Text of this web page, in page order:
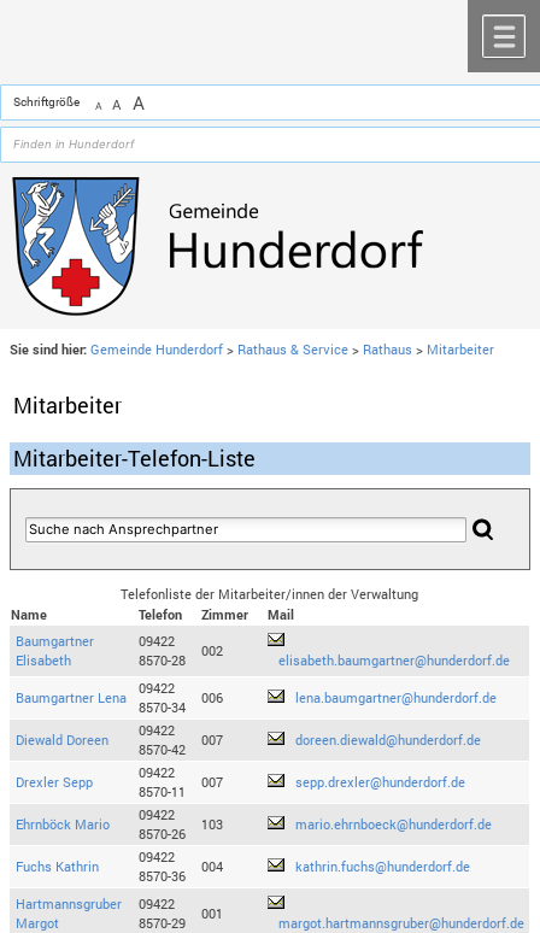
Schriftgröße A A A
Sie sind hier: Gemeinde Hunderdorf > Rathaus & Service > Rathaus > Mitarbeiter
Mitarbeiter
Mitarbeiter-Telefon-Liste
Telefonliste der Mitarbeiter/innen der Verwaltung
Name
Telefon Zimmer
Mail
Baumgartner
Elisabeth
09422
8570-28
002
elisabeth.baumgartner@hunderdorf.de
Baumgartner Lena
09422
8570-34
006 lena.baumgartner@hunderdorf.de
Diewald Doreen
09422
8570-42
007 doreen.diewald@hunderdorf.de
Drexler Sepp
09422
8570-11
007 sepp.drexler@hunderdorf.de
Ehrnböck Mario
09422
8570-26
103 mario.ehrnboeck@hunderdorf.de
Fuchs Kathrin
09422
8570-36
004 kathrin.fuchs@hunderdorf.de
Hartmannsgruber
Margot
09422
8570-29
001
margot.hartmannsgruber@hunderdorf.de